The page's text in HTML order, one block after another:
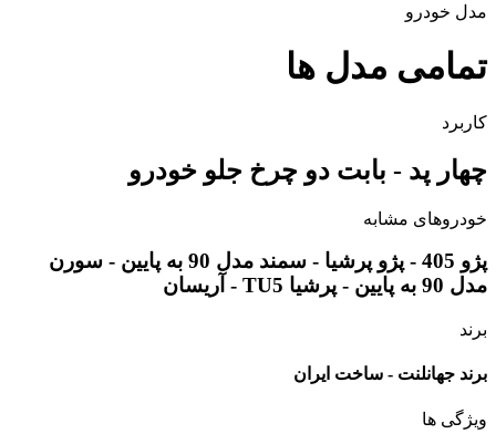
مدل خودرو
تمامی مدل ها
کاربرد
چهار پد - بابت دو چرخ جلو خودرو
خودروهای مشابه
پژو 405 - پژو پرشیا - سمند مدل 90 به پایین - سورن
مدل 90 به پایین - پرشیا TU5 - آریسان
برند
برند جهانلنت - ساخت ایران
ویژگی ها